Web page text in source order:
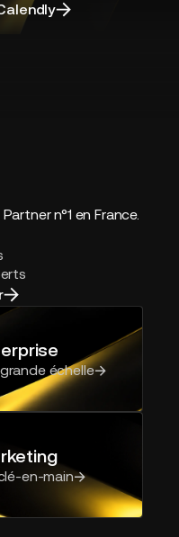
n°1 en France.
échelle
en-main